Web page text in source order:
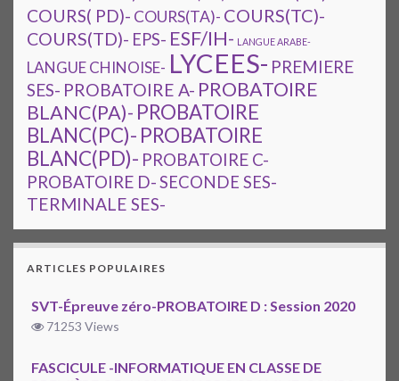
COURS( PD)- COURS(TA)- COURS(TC)-
COURS(TD)- EPS- ESF/IH- LANGUE ARABE-
LANGUE CHINOISE- LYCEES- PREMIERE
SES- PROBATOIRE A- PROBATOIRE
BLANC(PA)- PROBATOIRE
BLANC(PC)- PROBATOIRE
BLANC(PD)- PROBATOIRE C-
PROBATOIRE D-SECONDE SES-
TERMINALE SES-
ARTICLES POPULAIRES
SVT-Épreuve zéro-PROBATOIRE D : Session 2020
71253 Views
FASCICULE -INFORMATIQUE EN CLASSE DE